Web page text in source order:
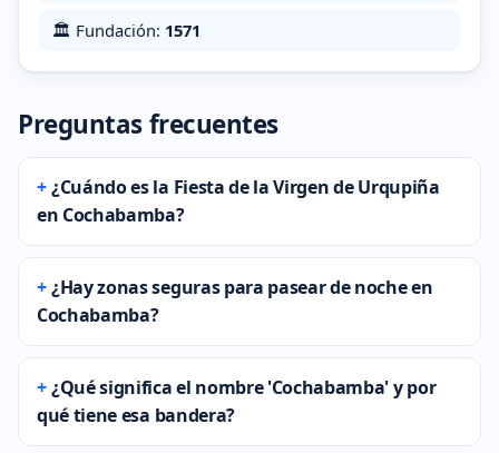
🏛️ Fundación: 1571
Preguntas frecuentes
¿Cuándo es la Fiesta de la Virgen de Urqupiña
en Cochabamba?
¿Hay zonas seguras para pasear de noche en
Cochabamba?
¿Qué significa el nombre 'Cochabamba' y por
qué tiene esa bandera?